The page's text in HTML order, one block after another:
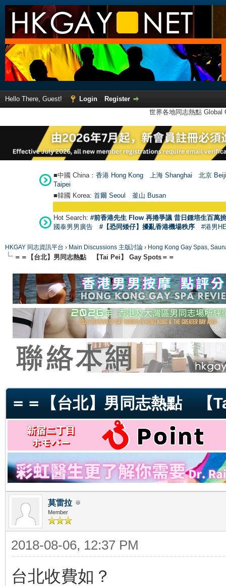
Hello There, Guest! Login
Register
世界各地同志熱點
■中國 China： 香港 Hong Kong 上海 Shanghai
北京
Taipei
■韓國 Korea: 首爾 Seoul 釜山 Busan
Hot Search: #前香港先生 Flow 再捲爭議 昔日鍾培生百萬
國泰男男廣告
#【恐同矮仔】擾亂香港機場秩序 #港男
HKGAY 同志資訊平台 › Main Discussions 主版討論 › Hong Kong Gay Spas,
＝＝【台北】男同志熱點 【Tai Pei】 Gay Spots＝＝
＝＝【台北】男同志熱點 【
莫雷拉
Member
2018-08-06, 12:37 PM
台北收費如？